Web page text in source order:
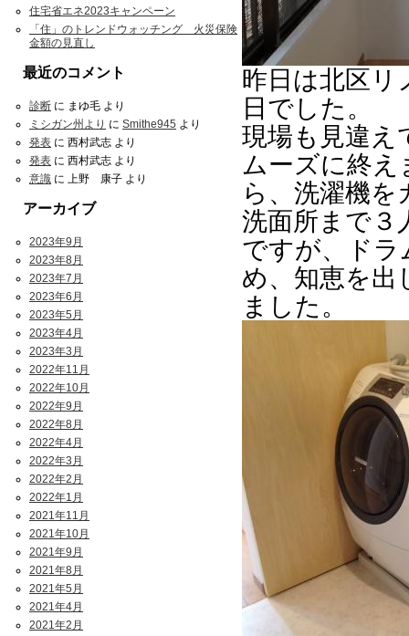
昨日は北区リ
日でした。
現場も見違え
ムーズに終
ら、洗濯機
洗面所まで３
ですが、ドラ
め、知恵を出
ました。
住宅省エネ2023キャンペーン
「住」のトレンドウォッチング 火災保険
金額の見直し
最近のコメント
診断 に まゆ毛 より
ミシガン州より に Smithe945 より
発表 に 西村武志 より
発表 に 西村武志 より
意識 に 上野 康子 より
アーカイブ
2023年9月
2023年8月
2023年7月
2023年6月
2023年5月
2023年4月
2023年3月
2022年11月
2022年10月
2022年9月
2022年8月
2022年4月
2022年3月
2022年2月
2022年1月
2021年11月
2021年10月
2021年9月
2021年8月
2021年5月
2021年4月
2021年2月